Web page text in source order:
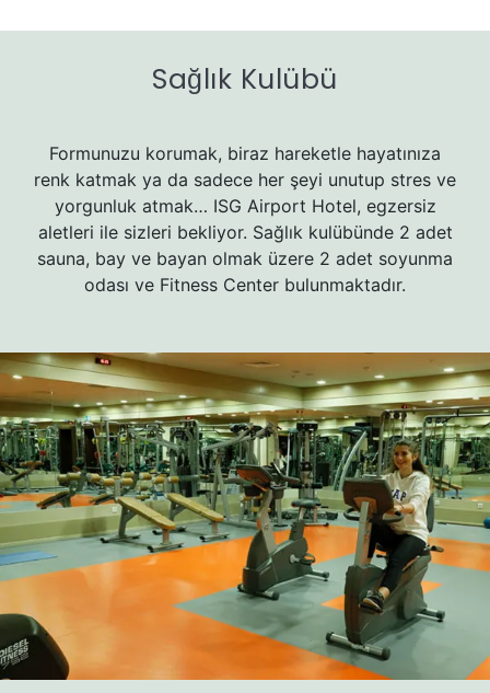
Sağlık Kulübü
Formunuzu korumak, biraz hareketle hayatınıza
renk katmak ya da sadece her şeyi unutup stres ve
yorgunluk atmak… ISG Airport Hotel, egzersiz
aletleri ile sizleri bekliyor. Sağlık kulübünde 2 adet
sauna, bay ve bayan olmak üzere 2 adet soyunma
odası ve Fitness Center bulunmaktadır.